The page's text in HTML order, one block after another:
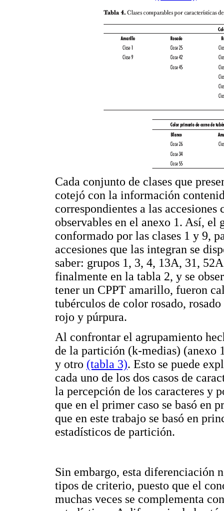
Cada conjunto de clases que
cotejó con la información
correspondientes a las accesiones
observables en el anexo 1. Así,
conformado por las clases 1 y 9,
accesiones que las integran se
saber: grupos 1, 3, 4, 13A, 31,
finalmente en la tabla 2, y se
tener un CPPT amarillo, fueron
tubérculos de color rosado,
rojo y púrpura.
Al confrontar el agrupamiento
de la partición (k-medias) (anexo
y otro (tabla 3). Esto se puede
cada uno de los dos casos de
la percepción de los caracteres y
que en el primer caso se basó en
que en este trabajo se basó en
estadísticos de partición.
Sin embargo, esta diferenciación
tipos de criterio, puesto que el
muchas veces se complementa